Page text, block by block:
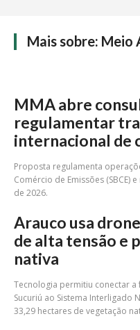
Mais sobre: Meio
MMA abre
regulamentar
internacional de
Proposta regulamenta
Comércio de Emissões (SBCE)
de 2026.
Arauco usa
de alta tensão e
nativa
Tecnologia permitiu conectar
Sucuriú ao Sistema Interligado
33,29 hectares de vegetação